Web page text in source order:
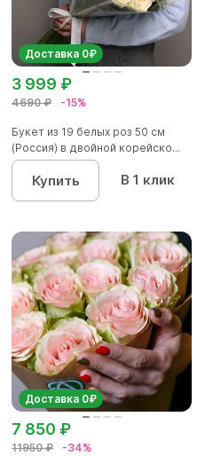
Доставка 0₽
4690 ₽ -15%
3 999 ₽
Букет из 19 белых роз 50 см
(Россия) в двойной корейско...
Купить В 1 клик
Доставка 0₽
11950 ₽ -34%
7 850 ₽